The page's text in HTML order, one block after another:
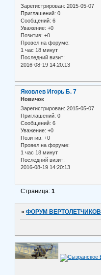
Зарегистрирован: 2015-05-07
Приглашений: 0
Сообщений: 6
Уважение: +0
Позитив: +0
Провел на форуме:
1 час 18 минут
Последний визит:
2016-08-19 14:20:13
Яковлев Игорь Б. 7
Новичок
Зарегистрирован: 2015-05-07
Приглашений: 0
Сообщений: 6
Уважение: +0
Позитив: +0
Провел на форуме:
1 час 18 минут
Последний визит:
2016-08-19 14:20:13
Страница:1
»ФОРУМ ВЕРТОЛЕТЧИКОВ